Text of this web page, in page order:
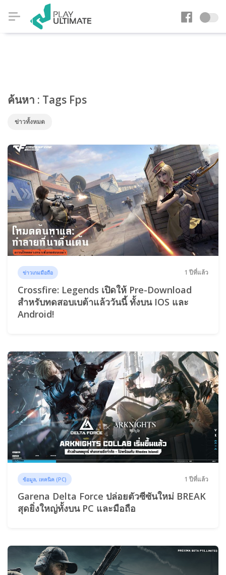
ค้นหา : Tags Fps
ข่าวทั้งหมด
ข่าวเกมมือถือ 1 ปีที่แล้ว
Crossfire: Legends เปิดให้ Pre-Download
สำหรับทดสอบเบต้าแล้ววันนี้ ทั้งบน IOS และ
Android!
ข้อมูล, เทคนิค (PC) 1 ปีที่แล้ว
Garena Delta Force ปล่อยตัวซีซันใหม่ BREAK
สุดยิ่งใหญ่ทั้งบน PC และมือถือ